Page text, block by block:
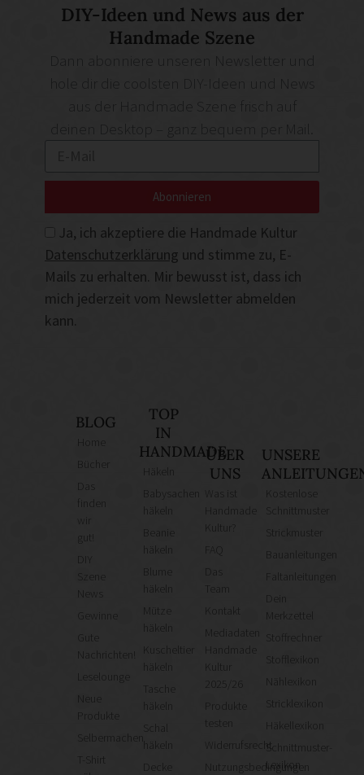
DIY-Ideen und News aus der
Handmade Szene
deinen Desktop – ganz bequem per Mail.
Ja, ich akzeptiere die Handmade Kultur
Datenschutzerklärung und stimme zu, E-
Mails zu erhalten. Mir bewusst ist, dass ich
mich jederzeit vom Newsletter abmelden
kann.
Abonnieren
BLOG
finden
gut!
News
Gute
Nachrichten!
Leselounge
Neue
Produkte
Selbermachen
T-Shirt
TOP
IN
HANDMADE
häkeln
häkeln
Mütze
häkeln
Kuscheltier
Tasche
häkeln
ÜBER
UNS
Was ist
Kultur?
Das
Team
Kontakt
Mediadaten
Kultur
2025/26
Produkte
testen
Widerrufsrecht
Nutzungsbedingungen
UNSERE
Kostenlose
Schnittmuster
Strickmuster
Bauanleitungen
Faltanleitungen
Merkzettel
Stoffrechner
Stofflexikon
Nählexikon
Stricklexikon
Häkellexikon
Schnittmuster-
Lexikon